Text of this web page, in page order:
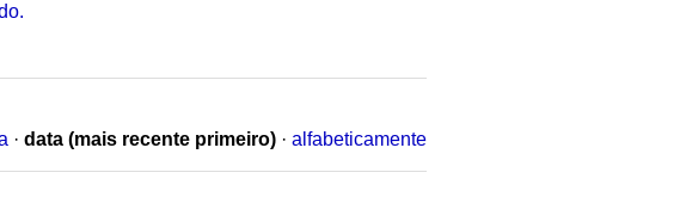
· data (mais recente primeiro) · alfabeticamente